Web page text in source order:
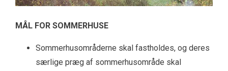
MÅL FOR SOMMERHUSE
Sommerhusområderne skal fastholdes, og deres
særlige præg af sommerhusområde skal